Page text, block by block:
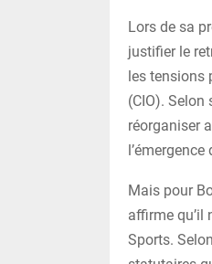
Lors de sa
justifier le
les tensions
(CIO).
réorganiser
l’émergence
Mais pour
affirme qu’il
Sports.